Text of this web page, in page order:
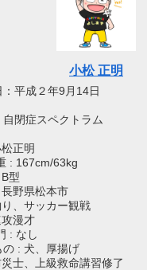
小松 正明
：平成２年9月14日
自閉症スペクトラム
正明
: 167cm/63kg
型
野県松本市
、サッカー観戦
漫才
: なし
の : 犬、厚揚げ
士、上級救命講習修了